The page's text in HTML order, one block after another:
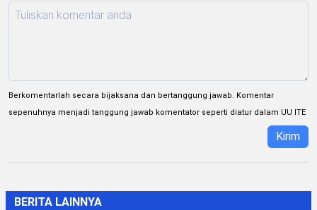
Berkomentarlah secara bijaksana dan bertanggung jawab. Komentar
sepenuhnya menjadi tanggung jawab komentator seperti diatur dalam UU ITE
Kirim
BERITA LAINNYA